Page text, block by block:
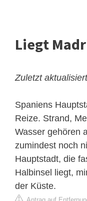
Liegt
Zuletzt
Spaniens
Reize. Strand,
Wasser gehören
zumindest noch
Hauptstadt, die
Halbinsel liegt,
der Küste.